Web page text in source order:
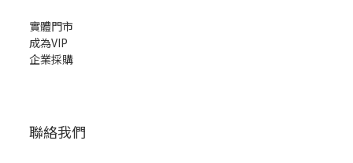
實體門市
成為VIP
企業採購
聯絡我們